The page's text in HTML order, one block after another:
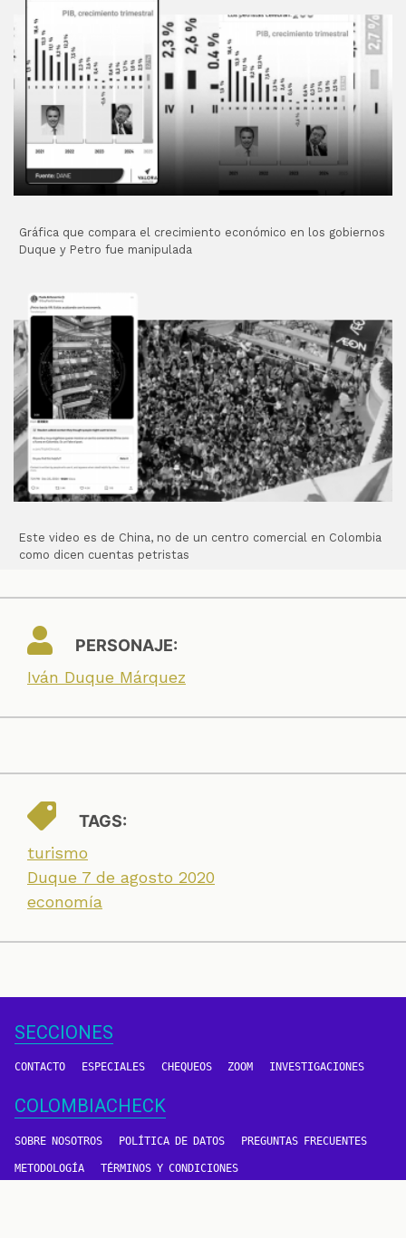
Gráfica que compara el crecimiento económico en los gobiernos
Duque y Petro fue manipulada
Este video es de China, no de un centro comercial en Colombia
como dicen cuentas petristas
PERSONAJE:
Iván Duque Márquez
TAGS:
turismo
Duque 7 de agosto 2020
economía
SECCIONES
CONTACTO ESPECIALES CHEQUEOS ZOOM INVESTIGACIONES
COLOMBIACHECK
SOBRE NOSOTROS POLÍTICA DE DATOS PREGUNTAS FRECUENTES
METODOLOGÍA TÉRMINOS Y CONDICIONES